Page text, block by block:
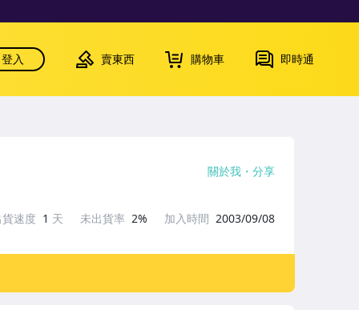
登入 賣東西 購物車 即時通
關於我 分享
速度 1 天 未出貨率 2% 加入時間 2003/09/08